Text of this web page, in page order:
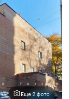
Еще 2 фото